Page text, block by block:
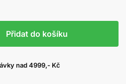
Přidat do košíku
nad 4999,- Kč